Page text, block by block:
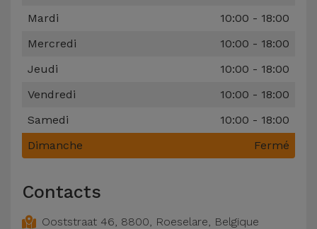
Accessoires
Mobilité,
Auto et
Accessoires
d'ordinateur
iPad et
Tablette
Mardi
10:00 - 18:00
Mercredi
10:00 - 18:00
Jeudi
10:00 - 18:00
Vendredi
10:00 - 18:00
Samedi
10:00 - 18:00
Dimanche
Fermé
Contacts
Ooststraat 46, 8800, Roeselare, Belgique